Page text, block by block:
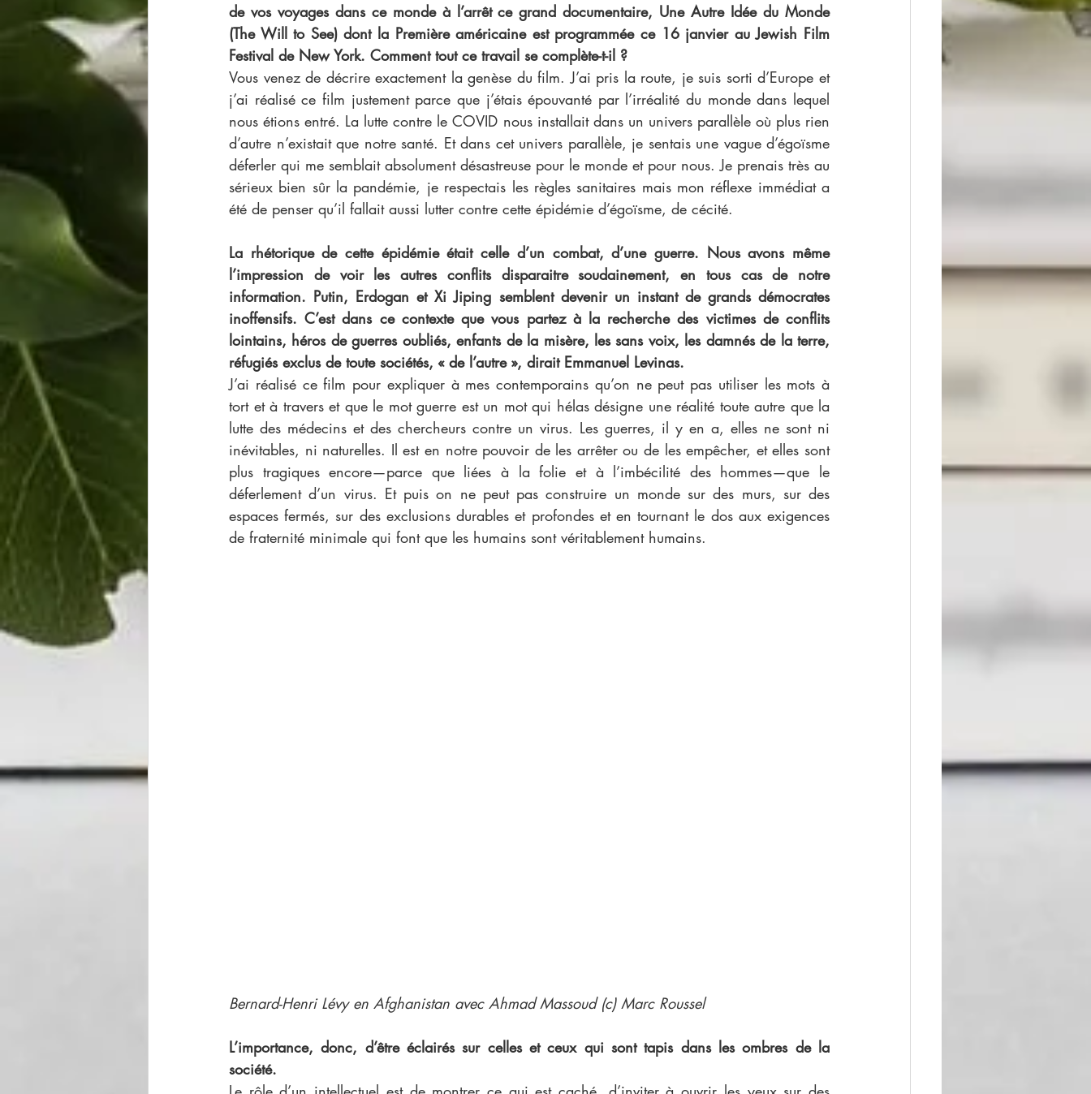
de vos voyages dans ce monde à l’arrêt ce grand documentaire, Une Autre Idée du Monde
(The Will to See) dont la Première américaine est programmée ce 16 janvier au Jewish Film
Festival de New York. Comment tout ce travail se complète-t-il ?
Vous venez de décrire exactement la genèse du film. J’ai pris la route, je suis sorti d’Europe et
j’ai réalisé ce film justement parce que j’étais épouvanté par l’irréalité du monde dans lequel
nous étions entré. La lutte contre le COVID nous installait dans un univers parallèle où plus rien
d’autre n’existait que notre santé. Et dans cet univers parallèle, je sentais une vague d’égoïsme
déferler qui me semblait absolument désastreuse pour le monde et pour nous. Je prenais très au
sérieux bien sûr la pandémie, je respectais les règles sanitaires mais mon réflexe immédiat a
été de penser qu’il fallait aussi lutter contre cette épidémie d’égoïsme, de cécité.
La rhétorique de cette épidémie était celle d’un combat, d’une guerre. Nous avons même
l’impression de voir les autres conflits disparaitre soudainement, en tous cas de notre
information. Putin, Erdogan et Xi Jiping semblent devenir un instant de grands démocrates
inoffensifs. C’est dans ce contexte que vous partez à la recherche des victimes de conflits
lointains, héros de guerres oubliés, enfants de la misère, les sans voix, les damnés de la terre,
réfugiés exclus de toute sociétés, « de l’autre », dirait Emmanuel Levinas.
J’ai réalisé ce film pour expliquer à mes contemporains qu’on ne peut pas utiliser les mots à
tort et à travers et que le mot guerre est un mot qui hélas désigne une réalité toute autre que la
lutte des médecins et des chercheurs contre un virus. Les guerres, il y en a, elles ne sont ni
inévitables, ni naturelles. Il est en notre pouvoir de les arrêter ou de les empêcher, et elles sont
plus tragiques encore—parce que liées à la folie et à l’imbécilité des hommes—que le
déferlement d’un virus. Et puis on ne peut pas construire un monde sur des murs, sur des
espaces fermés, sur des exclusions durables et profondes et en tournant le dos aux exigences
de fraternité minimale qui font que les humains sont véritablement humains.
Bernard-Henri Lévy en Afghanistan avec Ahmad Massoud (c) Marc Roussel
L’importance, donc, d’être éclairés sur celles et ceux qui sont tapis dans les ombres de la
société.